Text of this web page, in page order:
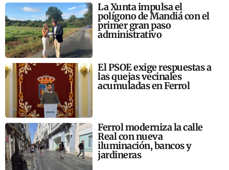
La Xunta impulsa el
polígono de Mandiá con el
primer gran paso
administrativo
El PSOE exige respuestas a
las quejas vecinales
acumuladas en Ferrol
Ferrol moderniza la calle
Real con nueva
iluminación, bancos y
jardineras